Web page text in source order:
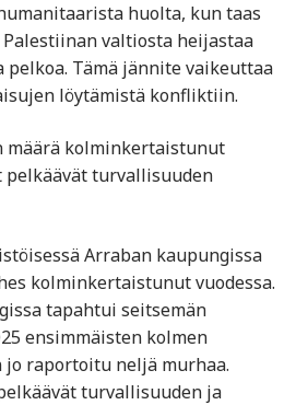
huolta, kun taas
valtiosta heijastaa
Tämä jännite vaikeuttaa
löytämistä konfliktiin.​
määrä kolminkertaistunut
pelkäävät turvallisuuden
Arraban kaupungissa
kolminkertaistunut vuodessa.
tapahtui seitsemän
ensimmäisten kolmen
jo raportoitu neljä murhaa.
turvallisuuden ja